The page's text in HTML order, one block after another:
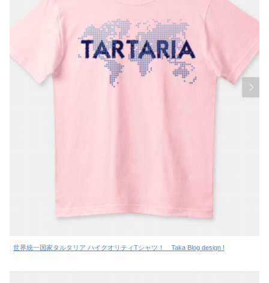
世界統一国家タルタリア ハイクオリティTシャツ！ Taka Blog design !